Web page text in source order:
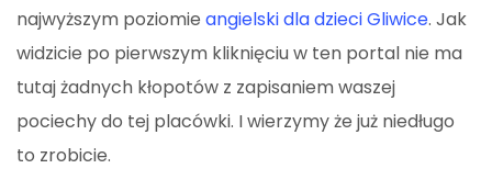
najwyższym poziomie angielski dla dzieci Gliwice. Jak
widzicie po pierwszym kliknięciu w ten portal nie ma
tutaj żadnych kłopotów z zapisaniem waszej
pociechy do tej placówki. I wierzymy że już niedługo
to zrobicie.